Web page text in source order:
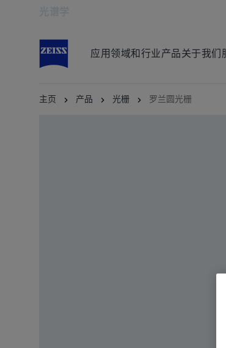
应用领域和行业产品关于我们
主页 产品 光栅 罗兰圆光栅